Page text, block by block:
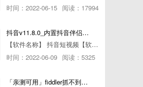
时间：2022-06-15 阅读：17994
抖音v11.8.0_内置抖音伴侣/视频去水印
【软件名称】 抖音短视频【软件版本】 11.8.0【软件大小】 83.74M【是否Root】不需要【测试机型】PCML10 [oppo Reno Ace]【文字介绍】 抖音短视频app是一款很有意思娱
时间：2022-06-09 阅读：5325
「亲测可用」fiddler抓不到pc端微信小程序包解决方案